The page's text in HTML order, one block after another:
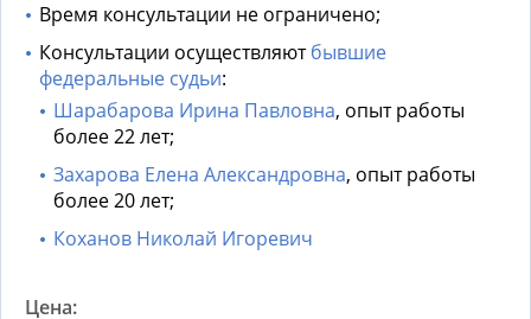
Время консультации не ограничено;
Консультации осуществляютбывшие
федеральные судьи:
Шарабарова Ирина Павловна, опыт работы
более 22 лет;
Захарова Елена Александровна, опыт работы
более 20 лет;
Коханов Николай Игоревич